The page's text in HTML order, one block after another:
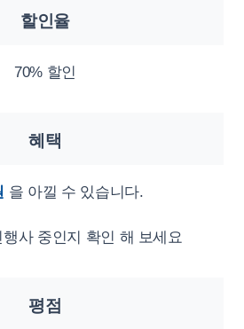
할인율
70% 할인
혜택
을 아낄 수 있습니다.
사 중인지 확인 해 보세요
평점